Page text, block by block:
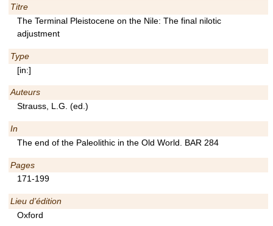
Titre
The Terminal Pleistocene on the Nile: The final nilotic
adjustment
Type
[in:]
Auteurs
Strauss, L.G. (ed.)
In
The end of the Paleolithic in the Old World. BAR 284
Pages
171-199
Lieu d’édition
Oxford